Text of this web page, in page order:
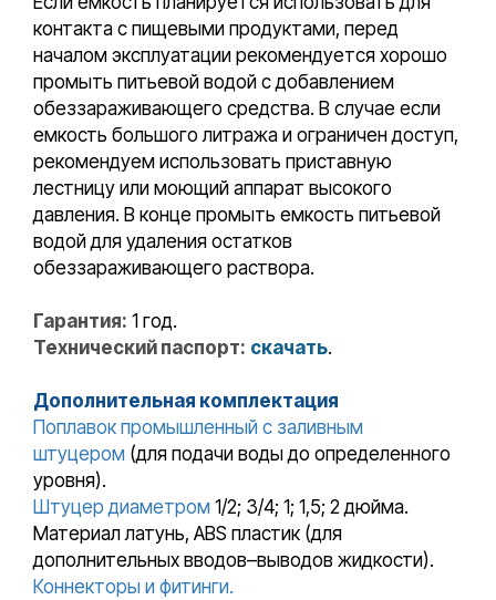
контакта с пищевыми продуктами, перед
началом эксплуатации рекомендуется хорошо
промыть питьевой водой с добавлением
обеззараживающего средства. В случае если
емкость большого литража и ограничен доступ,
рекомендуем использовать приставную
лестницу или моющий аппарат высокого
давления. В конце промыть емкость питьевой
водой для удаления остатков
обеззараживающего раствора.
Гарантия: 1 год.
Технический паспорт: скачать.
Дополнительная комплектация
Поплавок промышленный с заливным
штуцером (для подачи воды до определенного
уровня).
Штуцер диаметром 1/2; 3/4; 1; 1,5; 2 дюйма.
Материал латунь, ABS пластик (для
дополнительных вводов–выводов жидкости).
Коннекторы и фитинги.